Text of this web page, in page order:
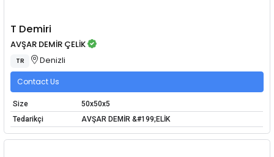
T Demiri
AVŞAR DEMİR ÇELİK
TR Denizli
Contact Us
Size
50x50x5
Tedarikçi
AVŞAR DEMİR &#199;ELİK